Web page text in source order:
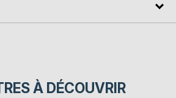
À DÉCOUVRIR